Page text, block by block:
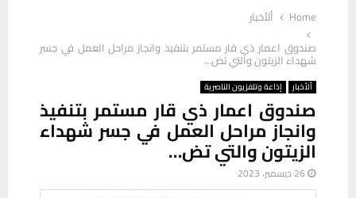
Home
ألأخبار
صندوق اعمار ذي قار مستمر بتنفيذ وانجاز مراحل العمل في جسر
شهداء الزيتون والتي تض…
ألأخبار إذاعة وتلفزيون الناصرية
صندوق اعمار ذي قار مستمر بتنفيذ
وانجاز مراحل العمل في جسر شهداء
الزيتون والتي تض…
26 ديسمبر، 2023